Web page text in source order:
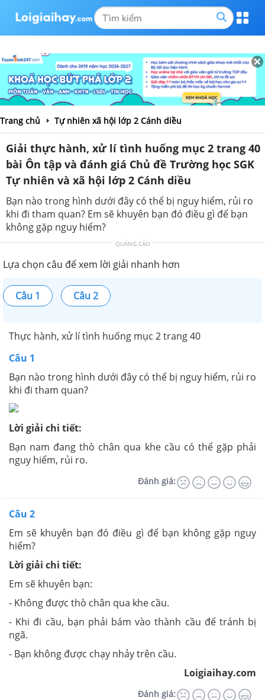
Trang chủ Tự nhiên xã hội lớp 2 Cánh diều
Giải thực hành, xử lí tình huống mục 2 trang 40
bài Ôn tập và đánh giá Chủ đề Trường học SGK
Tự nhiên và xã hội lớp 2 Cánh diều
Bạn nào trong hình dưới đây có thể bị nguy hiểm, rủi ro
khi đi tham quan? Em sẽ khuyên bạn đó điều gì để bạn
không gặp nguy hiểm?
QUẢNG CÁO
Lựa chọn câu để xem lời giải nhanh hơn
Câu 1 Câu 2
Thực hành, xử lí tình huống mục 2 trang 40
Câu 1
Bạn nào trong hình dưới đây có thể bị nguy hiểm, rủi ro
khi đi tham quan?
Lời giải chi tiết:
Bạn nam đang thò chân qua khe cầu có thể gặp phải
nguy hiểm, rủi ro.
Đánh giá:
Câu 2
Em sẽ khuyên bạn đó điều gì để bạn không gặp nguy
hiểm?
Lời giải chi tiết:
Em sẽ khuyên bạn:
- Không được thò chân qua khe cầu.
- Khi đi cầu, bạn phải bám vào thành cầu để tránh bị
ngã.
- Bạn không được chạy nhảy trên cầu.
Loigiaihay.com
Đánh giá: